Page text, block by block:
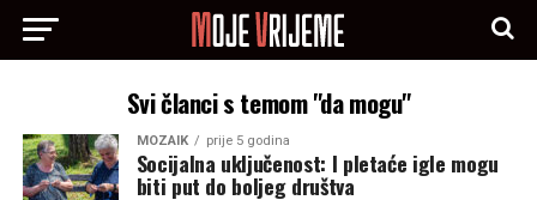
Svi članci s temom "da mogu"
MOZAIK prije 5 godina
Socijalna uključenost: I pletaće igle mogu
biti put do boljeg društva